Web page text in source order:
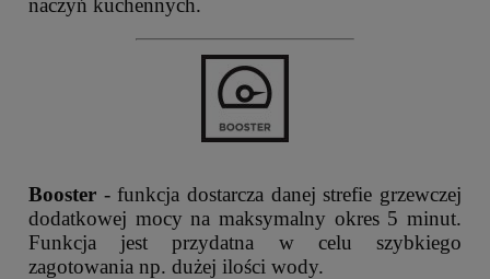
naczyń kuchennych.
Booster - funkcja dostarcza danej strefie grzewczej
dodatkowej mocy na maksymalny okres 5 minut.
Funkcja jest przydatna w celu szybkiego
zagotowania np. dużej ilości wody.